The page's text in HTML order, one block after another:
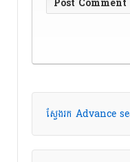
ស្វែងរក Advance